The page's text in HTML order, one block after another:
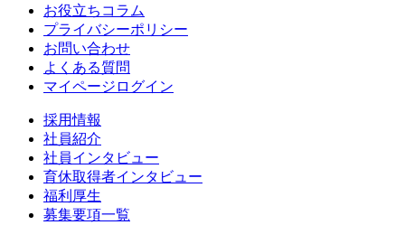
お役立ちコラム
プライバシーポリシー
お問い合わせ
よくある質問
マイページログイン
採用情報
社員紹介
社員インタビュー
育休取得者インタビュー
福利厚生
募集要項一覧